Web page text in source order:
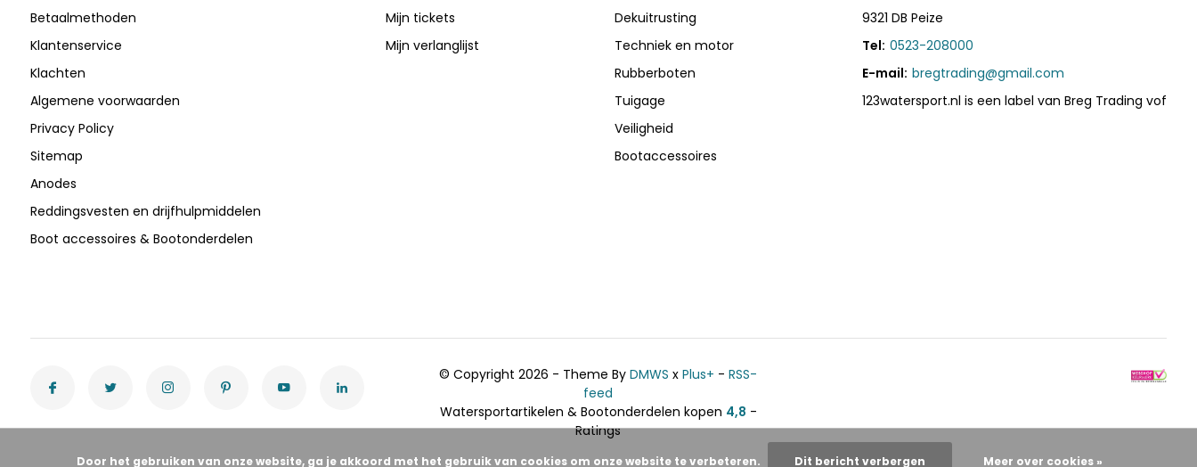
Betaalmethoden
Klantenservice
Klachten
Algemene voorwaarden
Privacy Policy
Sitemap
Anodes
Reddingsvesten en drijfhulpmiddelen
Boot accessoires & Bootonderdelen
Mijn tickets
Mijn verlanglijst
Dekuitrusting
Techniek en motor
Rubberboten
Tuigage
Veiligheid
Bootaccessoires
9321 DB Peize
Tel: 0523-208000
E-mail: bregtrading@gmail.com
123watersport.nl is een label van Breg Trading vof
© Copyright 2026 - Theme ByDMWS xPlus+ -RSS-
feed
Watersportartikelen & Bootonderdelen kopen 4,8 -
Ratings
Door het gebruiken van onze website, ga je akkoord met het gebruik van cookies om onze website te verbeteren. Dit bericht verbergen Meer over cookies »